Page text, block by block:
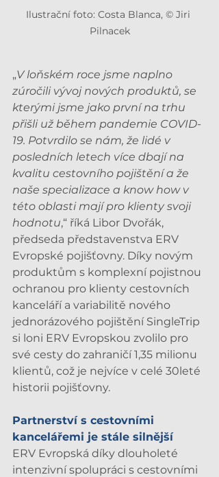
Ilustrační foto: Costa Blanca, © Jiri
Pilnacek
„V loňském roce jsme naplno
zúročili vývoj nových produktů, se
kterými jsme jako první na trhu
přišli už během pandemie COVID-
19. Potvrdilo se nám, že lidé v
posledních letech více dbají na
kvalitu cestovního pojištění a že
naše specializace a know how v
této oblasti mají pro klienty svoji
hodnotu,“ říká Libor Dvořák,
předseda představenstva ERV
Evropské pojišťovny. Díky novým
produktům s komplexní pojistnou
ochranou pro klienty cestovních
kanceláří a variabilitě nového
jednorázového pojištění SingleTrip
si loni ERV Evropskou zvolilo pro
své cesty do zahraničí 1,35 milionu
klientů, což je nejvíce v celé 30leté
historii pojišťovny.
Partnerství s cestovními
kancelářemi je stále silnější
ERV Evropská díky dlouholeté
intenzivní spolupráci s cestovními